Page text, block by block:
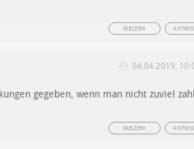
MELDEN
04.04.2019,
gegeben, wenn man nicht zuviel
MELDEN